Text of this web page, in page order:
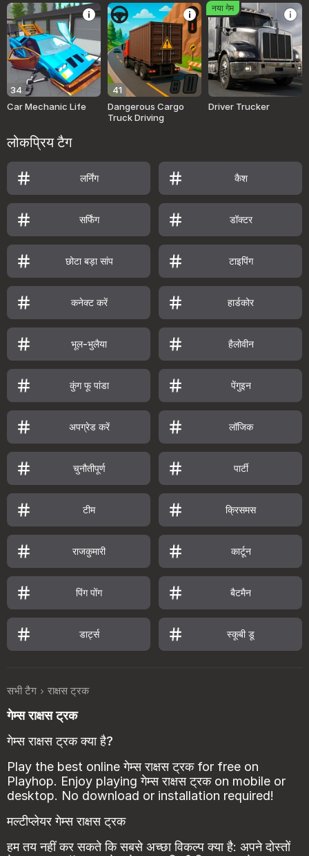
34
Car Mechanic Life
41
Dangerous Cargo
Truck Driving
नया गेम
Driver Trucker
लोकप्रिय टैग
लर्निंग कैश
सर्फिंग डॉक्टर
छोटा बड़ा सांप टाइपिंग
कनेक्ट करें हार्डकोर
भूल-भुलैया हैलोवीन
कुंग फू पांडा पेंगुइन
अपग्रेड करें लॉजिक
चुनौतीपूर्ण पार्टी
टीम क्रिसमस
राजकुमारी कार्टून
पिंग पोंग बैटमैन
डार्ट्स स्कूबी डू
सभी टैग राक्षस ट्रक
गेम्स राक्षस ट्रक
गेम्स राक्षस ट्रक क्या है?
Play the best online गेम्स राक्षस ट्रक for free on
Playhop. Enjoy playing गेम्स राक्षस ट्रक on mobile or
desktop. No download or installation required!
मल्टीप्लेयर गेम्स राक्षस ट्रक
हम तय नहीं कर सकते कि सबसे अच्छा विकल्प क्या है: अपने दोस्तों